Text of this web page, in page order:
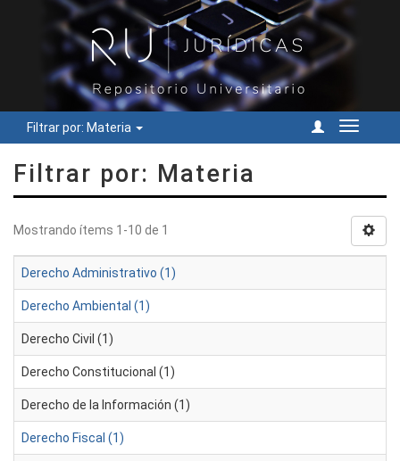
Filtrar por: Materia
Cambiar
Filtrar por: Materia
Mostrando ítems 1-10 de 1
Derecho Administrativo (1)
Derecho Ambiental (1)
Derecho Civil (1)
Derecho Constitucional (1)
Derecho de la Información (1)
Derecho Fiscal (1)